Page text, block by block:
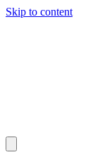
Skip to content